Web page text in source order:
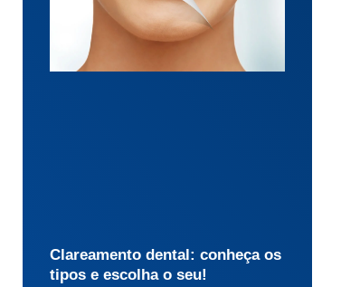
Clareamento dental: conheça os
tipos e escolha o seu!